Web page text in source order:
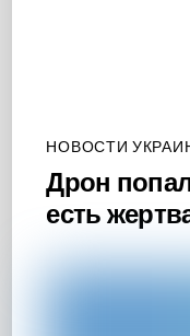
НОВОСТИ
Дрон
есть